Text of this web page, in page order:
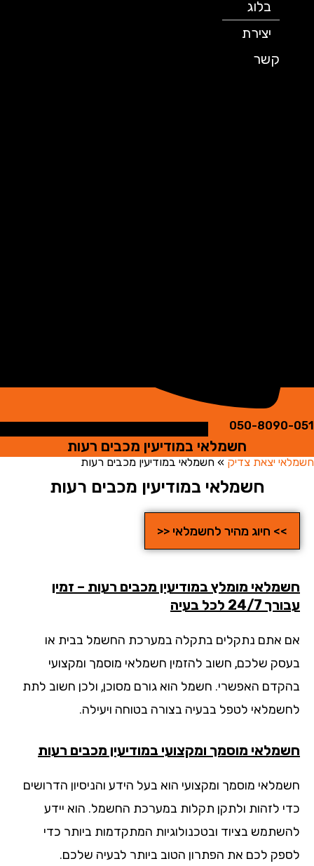
יצירת
קשר
050-
חשמלאי במודיעין מכבים רעות
יצאת צדיק »חשמלאי במודיעין מכבים רעות
חשמלאי במודיעין מכבים רעות
>> חיוג מהיר לחשמלאי <<
מומלץ במודיעין מכבים רעות – זמין
7 לכל בעיה
אתם נתקלים בתקלה במערכת החשמל בבית או
שלכם, חשוב להזמין חשמלאי מוסמך ומקצועי
האפשרי. חשמל הוא גורם מסוכן, ולכן חשוב לתת
לטפל בבעיה בצורה בטוחה ויעילה.
מוסמך ומקצועי במודיעין מכבים רעות
מוסמך ומקצועי הוא בעל הידע והניסיון הדרושים
לזהות ולתקן תקלות במערכת החשמל. הוא יידע
בציוד ובטכנולוגיות המתקדמות ביותר כדי
לכם את הפתרון הטוב ביותר לבעיה שלכם.